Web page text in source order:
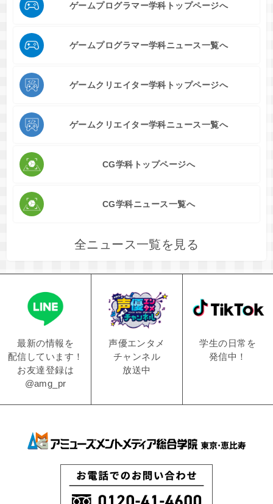
ゲームプログラマー学科トップページへ
ゲームプログラマー学科ニュース一覧へ
ゲームクリエイター学科トップページへ
ゲームクリエイター学科ニュース一覧へ
CG学科トップページへ
CG学科ニュース一覧へ
全ニュース一覧を見る
最新の情報を
配信しています！
お友達登録は
@amg_pr
声優エンタメ
チャンネル
放送中
学生の日常を
発信中！